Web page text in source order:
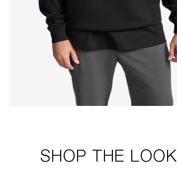
SHOP THE LOOK